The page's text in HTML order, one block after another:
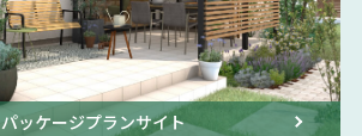
パッケージプランサイト